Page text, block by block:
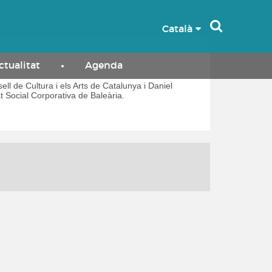
Català
Agenda
de Cultura i els Arts de Catalunya i Daniel
Corporativa de Baleària.